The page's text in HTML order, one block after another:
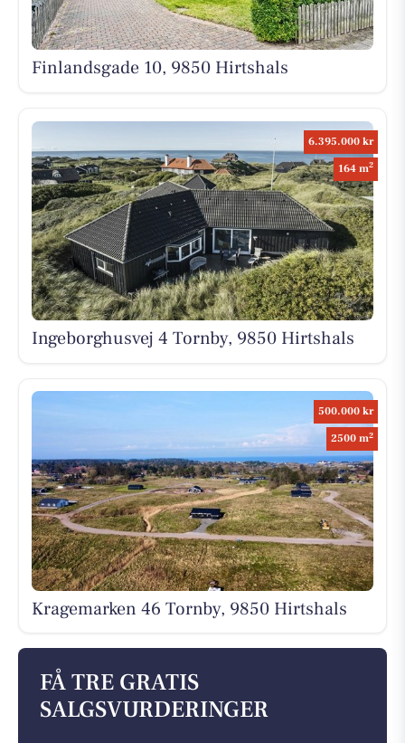
Finlandsgade 10, 9850 Hirtshals
6.395.000 kr
164 m2
Ingeborghusvej 4 Tornby, 9850 Hirtshals
500.000 kr
2500 m2
Kragemarken 46 Tornby, 9850 Hirtshals
FÅ TRE GRATIS
SALGSVURDERINGER